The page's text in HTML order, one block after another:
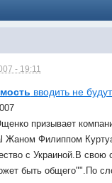
- 19:11
вводить не будут
призывает
Жаном Филиппом
с Украиной.В
быть общего"".По